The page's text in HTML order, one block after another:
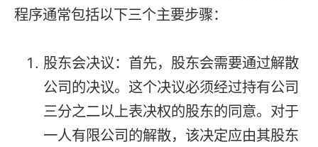
程序通常包括以下三个主要步骤：
股东会决议：首先，股东会需要通过解散
公司的决议。这个决议必须经过持有公司
三分之二以上表决权的股东的同意。对于
一人有限公司的解散，该决定应由其股东